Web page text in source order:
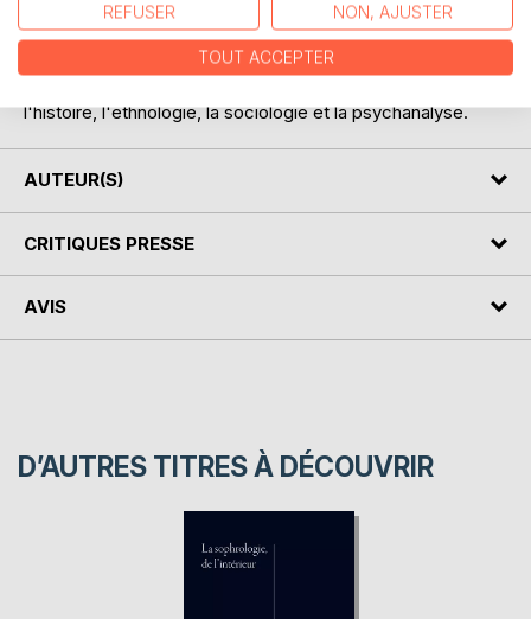
resitués dès lors dans le cadre de nos sociétés. Une telle
entreprise sollicite en fin de compte, à partir d'un modèle
explicatif cohérent, les travaux de l'ensemble des
l'histoire, l'ethnologie, la sociologie et la psychanalyse.
AUTEUR(S)
CRITIQUES PRESSE
AVIS
D’AUTRES TITRES À DÉCOUVRIR
REFUSER NON, AJUSTER
TOUT ACCEPTER